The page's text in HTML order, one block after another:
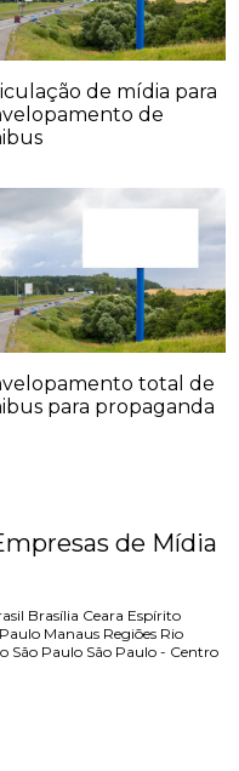
de mídia para
de
total de
para propaganda
de Mídia
Brasília Ceara Espírito
Manaus Regiões Rio
São Paulo São Paulo - Centro